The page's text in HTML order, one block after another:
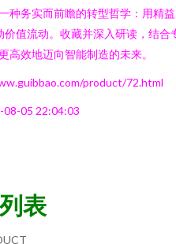
种务实而前瞻的转型哲学：用精益
价值流动。收藏并深入研读，结合
高效地迈向智能制造的未来。
product/72.html
08-05 22:04:03
表